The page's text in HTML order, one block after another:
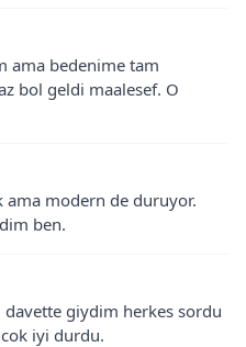
ama bedenime tam
bol geldi maalesef. O
ama modern de duruyor.
ben.
davette giydim herkes sordu
iyi durdu.